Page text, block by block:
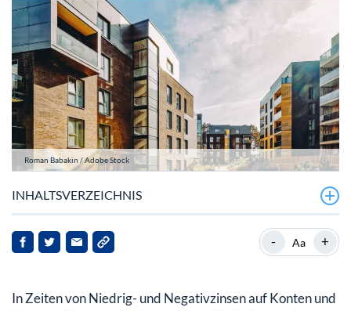
Roman Babakin / Adobe Stock
INHALTSVERZEICHNIS
Breit gefächerte Investment-Möglichkeiten
Die Lage entscheidet
- Aa +
In Zeiten von Niedrig- und Negativzinsen auf Konten und